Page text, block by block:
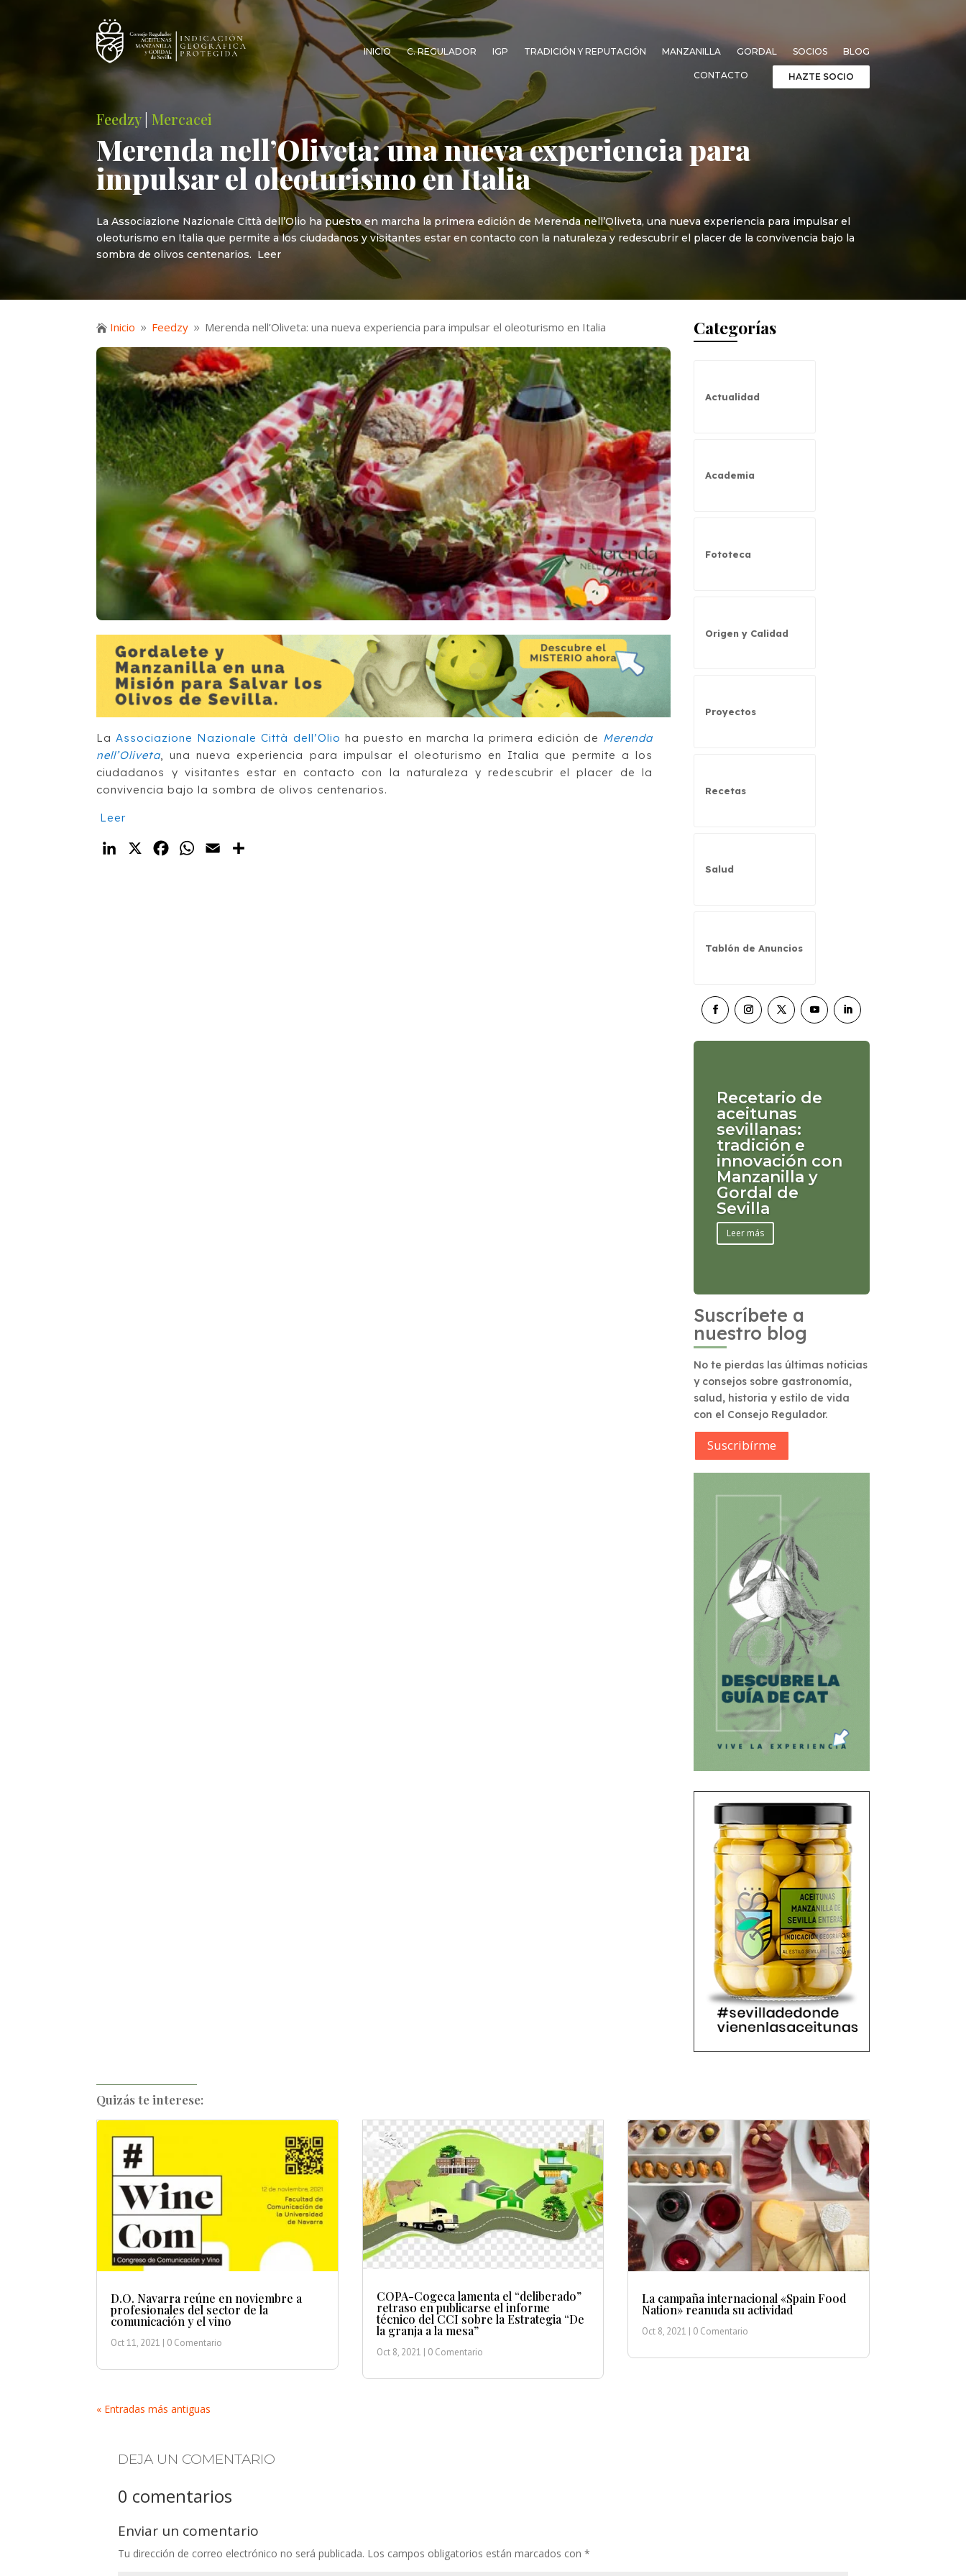
INICIO C. REGULADOR IGP TRADICIÓN Y REPUTACIÓN MANZANILLA GORDAL SOCIOS BLOG
CONTACTO HAZTE SOCIO
Feedzy|Mercacei
Merenda nell’Oliveta: una nueva experiencia para
impulsar el oleoturismo en Italia
La Associazione Nazionale Città dell’Olio ha puesto en marcha la primera edición de Merenda nell’Oliveta, una nueva experiencia para impulsar el
oleoturismo en Italia que permite a los ciudadanos y visitantes estar en contacto con la naturaleza y redescubrir el placer de la convivencia bajo la
sombra de olivos centenarios. Leer
 Inicio 9 Feedzy 9 Merenda nell’Oliveta: una nueva experiencia para impulsar el oleoturismo en Italia
La Associazione Nazionale Città dell’Olio ha puesto en marcha la primera edición de Merenda
nell’Oliveta , una nueva experiencia para impulsar el oleoturismo en Italia que permite a los
ciudadanos y visitantes estar en contacto con la naturaleza y redescubrir el placer de la
convivencia bajo la sombra de olivos centenarios.
Leer
LinkedIn
X FacebookWhatsApp
Email
Categorías
Actualidad
Academia
Fototeca
Origen y Calidad
Proyectos
Recetas
Salud
Tablón de Anuncios
Recetario de
aceitunas
sevillanas:
tradición e
innovación con
Manzanilla y
Gordal de
Sevilla
Leer más
Suscríbete a
nuestro blog
No te pierdas las últimas noticias
y consejos sobre gastronomía,
salud, historia y estilo de vida
con el Consejo Regulador.
Suscribírme
Quizás te interese:
D.O. Navarra reúne en noviembre a
profesionales del sector de la
comunicación y el vino
Oct 11, 2021 | 0 Comentario
COPA-Cogeca lamenta el “deliberado”
retraso en publicarse el informe
técnico del CCI sobre la Estrategia “De
la granja a la mesa”
Oct 8, 2021 | 0 Comentario
La campaña internacional «Spain Food
Nation» reanuda su actividad
Oct 8, 2021 | 0 Comentario
« Entradas más antiguas
DEJA UN COMENTARIO
0 comentarios
Enviar un comentario
Tu dirección de correo electrónico no será publicada. Los campos obligatorios están marcados con*